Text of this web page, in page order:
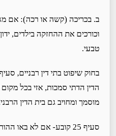
ב. בכריכה (קשה או רכה): אם
וכורכים את ההחזקה בילדים,
טבעי.
הדין הדתי סמכות, אזי בכל
מוסמך ומחויב גם בית הדין הרבני.
סעיף 25 קובע- אם לא באו